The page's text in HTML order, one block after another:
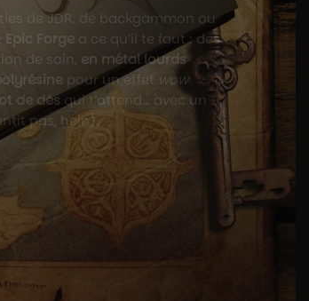
delancer tes déscomme un
d’être stylées, elles
jet critique. Une vraie